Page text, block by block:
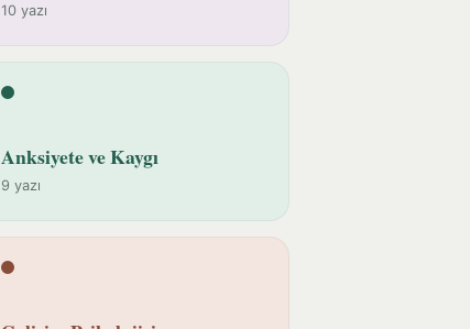
10 yazı
Anksiyete ve Kaygı
9 yazı